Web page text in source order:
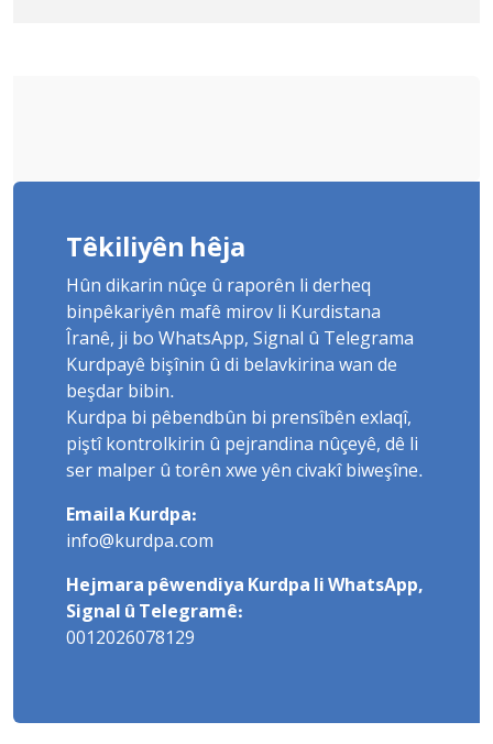
Têkiliyên hêja
Hûn dikarin nûçe û raporên li derheq
binpêkariyên mafê mirov li Kurdistana
Îranê, ji bo WhatsApp, Signal û Telegrama
Kurdpayê bişînin û di belavkirina wan de
beşdar bibin.
Kurdpa bi pêbendbûn bi prensîbên exlaqî,
piştî kontrolkirin û pejrandina nûçeyê, dê li
ser malper û torên xwe yên civakî biweşîne.
Emaila Kurdpa:
info@kurdpa.com
Hejmara pêwendiya Kurdpa li WhatsApp,
Signal û Telegramê:
0012026078129